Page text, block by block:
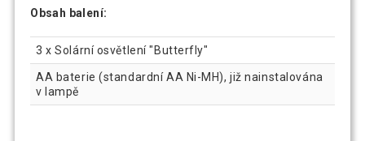
Obsah balení:
3 x Solární osvětlení "Butterfly"
AA baterie (standardní AA Ni-MH), již nainstalována
v lampě